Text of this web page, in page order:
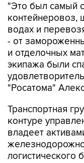
"Это был самый
водах и
- от
и отделочных
экипажа были
"Росатома"
Транспортная
контуре
владеет
логистического